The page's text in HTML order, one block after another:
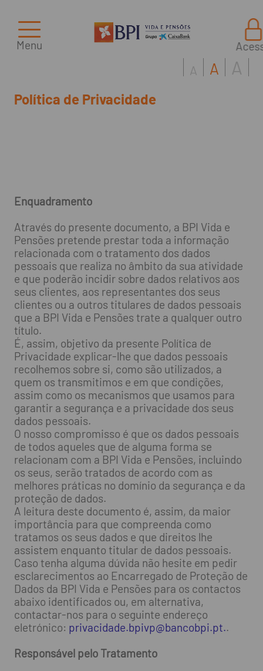
Menu
Política de Privacidade
A A A
Enquadramento
Através do presente documento, a BPI Vida e
Pensões pretende prestar toda a informação
relacionada com o tratamento dos dados
pessoais que realiza no âmbito da sua atividade
e que poderão incidir sobre dados relativos aos
seus clientes, aos representantes dos seus
clientes ou a outros titulares de dados pessoais
que a BPI Vida e Pensões trate a qualquer outro
título.
É, assim, objetivo da presente Política de
Privacidade explicar-lhe que dados pessoais
recolhemos sobre si, como são utilizados, a
quem os transmitimos e em que condições,
assim como os mecanismos que usamos para
garantir a segurança e a privacidade dos seus
dados pessoais.
O nosso compromisso é que os dados pessoais
de todos aqueles que de alguma forma se
relacionam com a BPI Vida e Pensões, incluindo
os seus, serão tratados de acordo com as
melhores práticas no domínio da segurança e da
proteção de dados.
A leitura deste documento é, assim, da maior
importância para que compreenda como
tratamos os seus dados e que direitos lhe
assistem enquanto titular de dados pessoais.
Caso tenha alguma dúvida não hesite em pedir
esclarecimentos ao Encarregado de Proteção de
Dados da BPI Vida e Pensões para os contactos
abaixo identificados ou, em alternativa,
contactar-nos para o seguinte endereço
eletrónico: privacidade.bpivp@bancobpi.pt..
Responsável pelo Tratamento